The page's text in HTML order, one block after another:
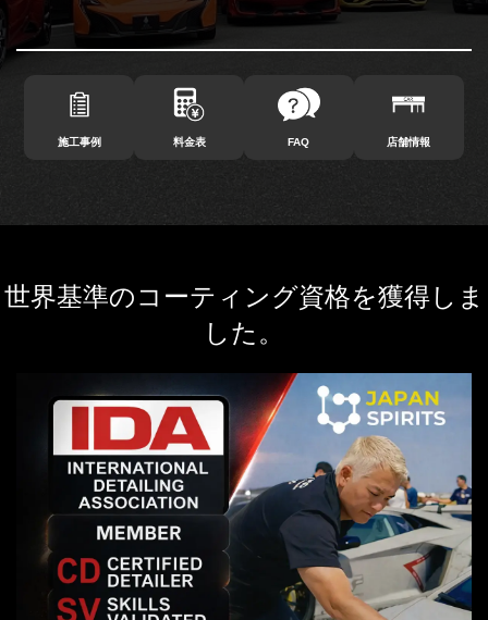
施工事例 料金表 FAQ 店舗情報
世界基準のコーティング資格を獲得しま
した。